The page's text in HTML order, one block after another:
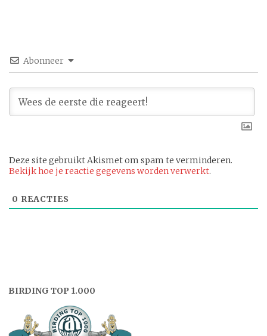
Abonneer
Deze site gebruikt Akismet om spam te verminderen.
Bekijk hoe je reactie gegevens worden verwerkt.
0 REACTIES
BIRDING TOP 1.000